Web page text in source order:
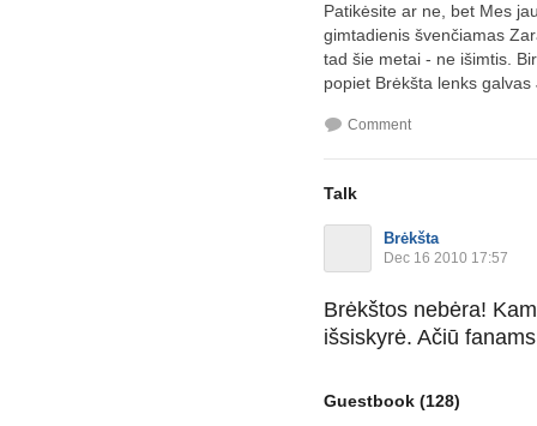
Patikėsite ar ne, bet Mes
gimtadienis švenčiamas
tad šie metai - ne išimtis.
popiet Brėkšta lenks galvas
Comment
Talk
Brėkšta
Dec 16 2010 17:57
Brėkštos nebėra!
išsiskyrė. Ačiū
Guestbook (128)